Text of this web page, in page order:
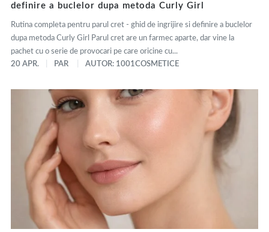
definire a buclelor dupa metoda Curly Girl
Rutina completa pentru parul cret - ghid de ingrijire si definire a buclelor
dupa metoda Curly Girl Parul cret are un farmec aparte, dar vine la
pachet cu o serie de provocari pe care oricine cu...
20 APR.
PAR AUTOR: 1001COSMETICE